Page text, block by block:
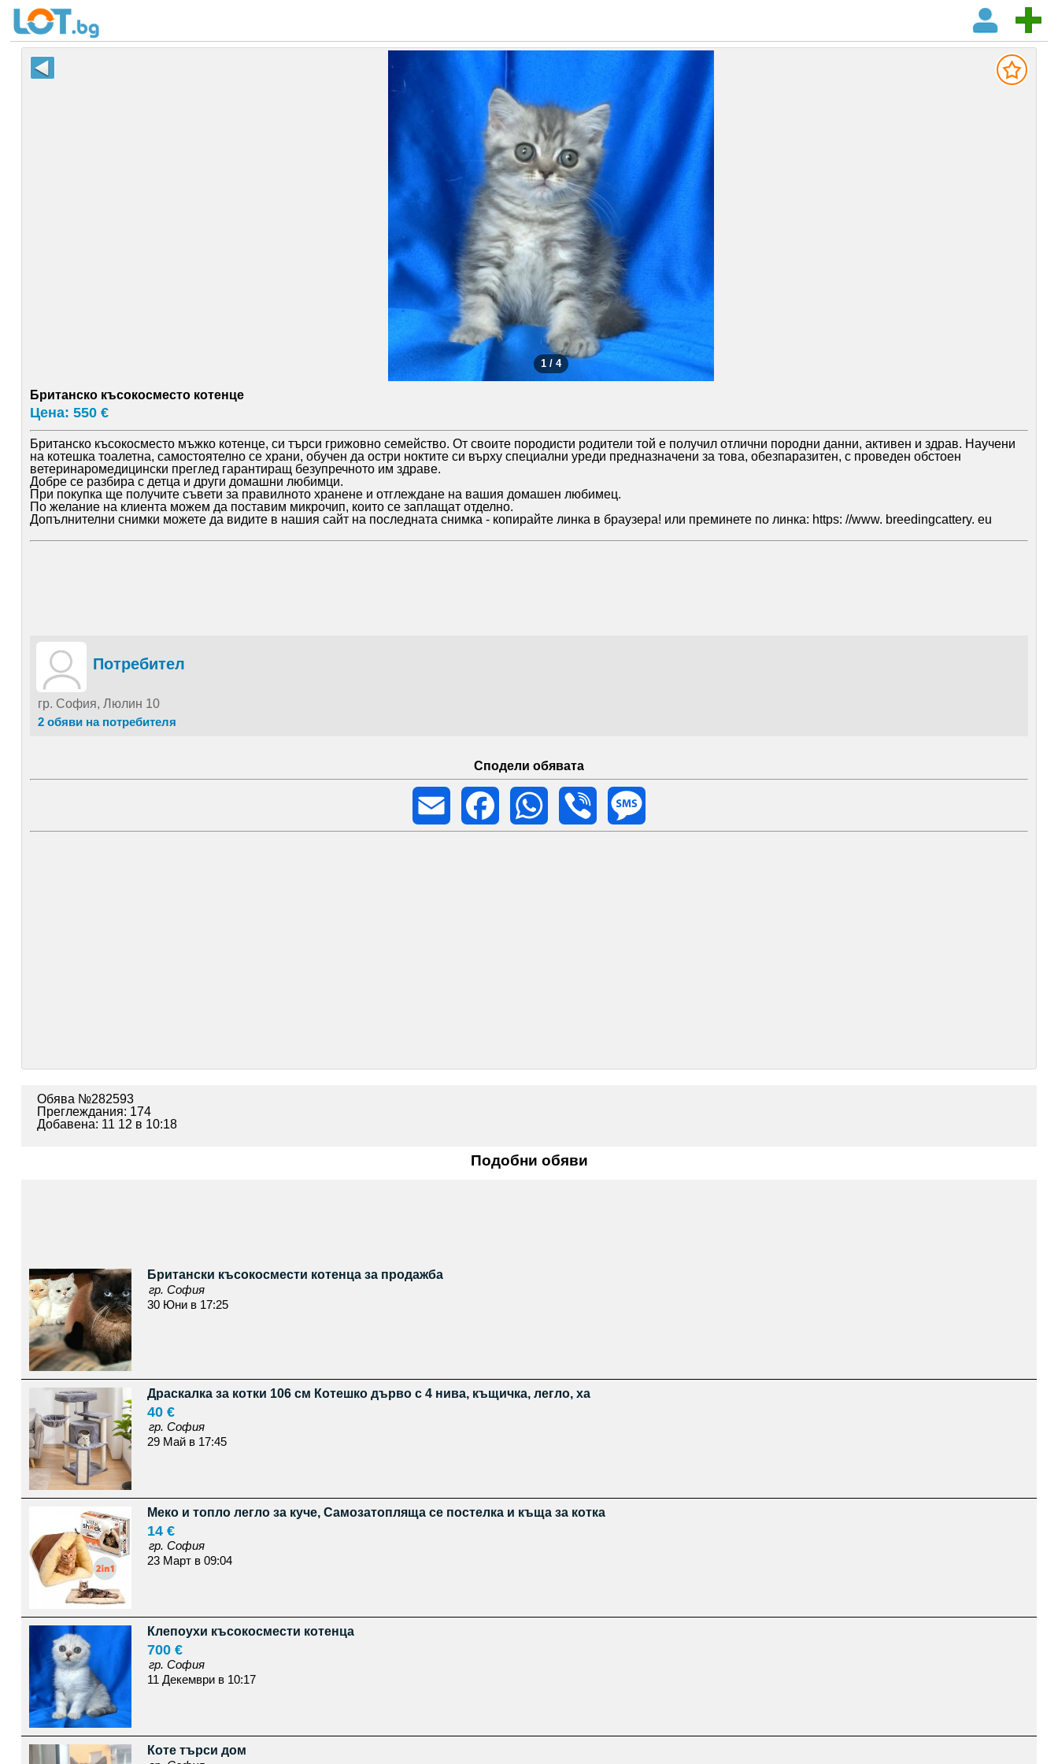
1 / 4
Британско късокосместо котенце
Цена: 550 €
Британско късокосместо мъжко котенце, си търси грижовно семейство. От своите породисти родители той е получил отлични породни данни, активен и здрав. Научени
на котешка тоалетна, самостоятелно се храни, обучен да остри ноктите си върху специални уреди предназначени за това, обезпаразитен, с проведен обстоен
ветеринаромедицински преглед гарантиращ безупречното им здраве.
Добре се разбира с детца и други домашни любимци.
При покупка ще получите съвети за правилното хранене и отглеждане на вашия домашен любимец.
По желание на клиента можем да поставим микрочип, които се заплащат отделно.
Допълнителни снимки можете да видите в нашия сайт на последната снимка - копирайте линка в браузера! или преминете по линка: https: //www. breedingcattery. eu
Потребител
гр. София, Люлин 10
2 обяви на потребителя
Сподели обявата
Email
Facebook WhatsApp Viber
Обява №282593
Преглеждания: 174
Добавена: 11 12 в 10:18
Подобни обяви
Британски късокосмести котенца за продажба
гр. София
30 Юни в 17:25
Драскалка за котки 106 см Котешко дърво с 4 нива, къщичка, легло, ха
40 €
гр. София
29 Май в 17:45
Меко и топло легло за куче, Самозатопляща се постелка и къща за котка
14 €
гр. София
23 Март в 09:04
Клепоухи късокосмести котенца
700 €
гр. София
11 Декември в 10:17
Коте търси дом